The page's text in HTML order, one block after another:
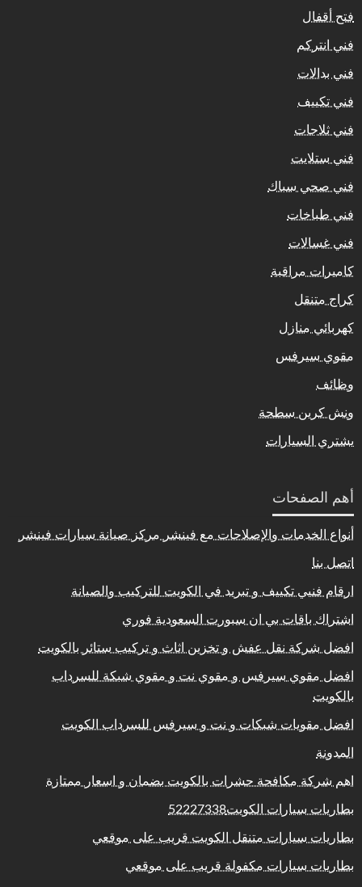
فتح أقفال
فني انتركم
فني بدالات
فني تكييف
فني ثلاجات
فني ستلايت
فني صحي سباك
فني طباخات
فني غسالات
كاميرات مراقبة
كراج متنقل
كهربائي منازل
مقوي سيرفس
وظائف
ونش كرين سطحة
يشتري السيارات
أهم الصفحات
أنواع الخدمات والإصلاحات مع فينشر مركز صيانة سيارات فينشر
اتصل بنا
ارقام فنيي تكييف و تبريد في الكويت للتركيب والصيانة
اشتراك باقات بي ان سبورت السعودية فوري
افضل شركة نقل عفش و تخزين اثاث و تركيب ستائر بالكويت
افضل مقوي سيرفس و مقوي نت و مقوي شبكة للسرداب
بالكويت
افضل مقويات شبكات و نت و سيرفس للسرداب الكويت
المدونة
اهم شركة مكافحة حشرات بالكويت بضمان و اسعار ممتازة
بطاريات سيارات الكويت52227338
بطاريات سيارات متنقل الكويت قريب على موقعي
بطاريات سيارات مكفولة قريب على موقعي